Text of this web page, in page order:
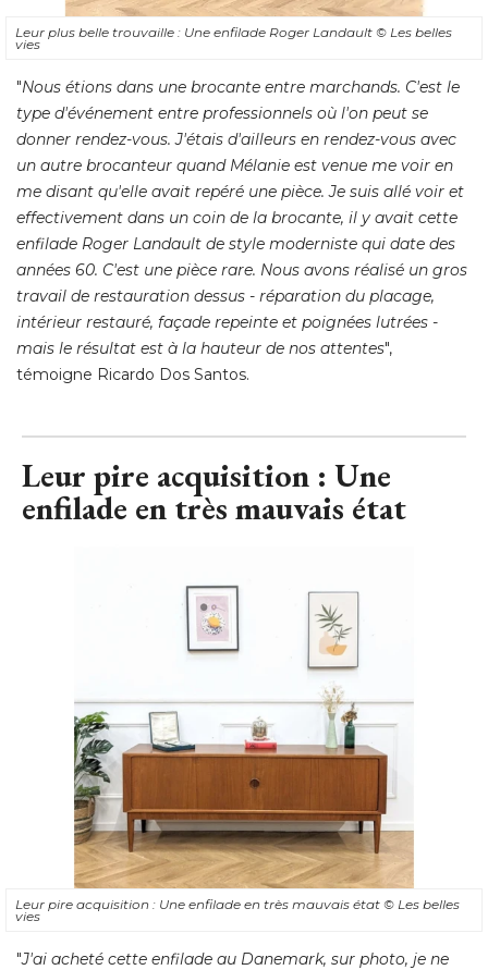
Leur plus belle trouvaille : Une enfilade Roger Landault © Les belles
vies
"Nous étions dans une brocante entre marchands. C'est le
type d'événement entre professionnels où l'on peut se
donner rendez-vous. J'étais d'ailleurs en rendez-vous avec
un autre brocanteur quand Mélanie est venue me voir en
me disant qu'elle avait repéré une pièce. Je suis allé voir et
effectivement dans un coin de la brocante, il y avait cette
enfilade Roger Landault de style moderniste qui date des
années 60. C'est une pièce rare. Nous avons réalisé un gros
travail de restauration dessus - réparation du placage,
intérieur restauré, façade repeinte et poignées lutrées -
mais le résultat est à la hauteur de nos attentes",
témoigne Ricardo Dos Santos.
Leur pire acquisition : Une
enfilade en très mauvais état
Leur pire acquisition : Une enfilade en très mauvais état © Les belles
vies
"J'ai acheté cette enfilade au Danemark, sur photo, je ne